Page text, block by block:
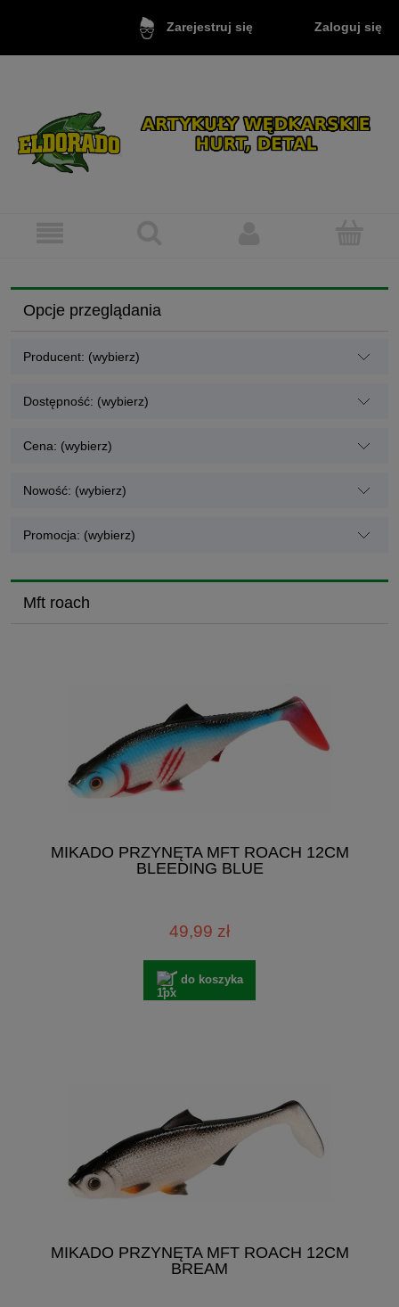
Zarejestruj się Zaloguj się
Opcje przeglądania
Producent: (wybierz)
Dostępność: (wybierz)
Cena: (wybierz)
Nowość: (wybierz)
Promocja: (wybierz)
Mft roach
MIKADO PRZYNĘTA MFT ROACH 12CM
BLEEDING BLUE
49,99 zł
do koszyka
MIKADO PRZYNĘTA MFT ROACH 12CM
BREAM